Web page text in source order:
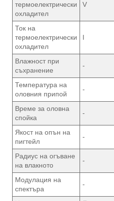
термоелектрически
охладител
V
Ток на
термоелектрически
охладител
I
Влажност при
съхранение
-
Температура на
оловния припой
-
Време за оловна
спойка
-
Якост на опън на
пигтейл
-
Радиус на огъване
на влакното
-
Модулация на
спектъра
-